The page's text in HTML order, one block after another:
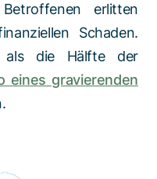
erlitten
Schaden.
als die Hälfte der
eines gravierenden